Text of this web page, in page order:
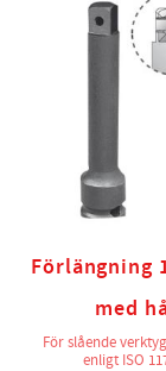
Förlängning
med
För slående
enligt ISO